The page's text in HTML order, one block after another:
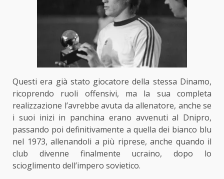
Questi era già stato giocatore della stessa Dinamo,
ricoprendo ruoli offensivi, ma la sua completa
realizzazione l’avrebbe avuta da allenatore, anche se
i suoi inizi in panchina erano avvenuti al Dnipro,
passando poi definitivamente a quella dei bianco blu
nel 1973, allenandoli a più riprese, anche quando il
club divenne finalmente ucraino, dopo lo
scioglimento dell’impero sovietico.